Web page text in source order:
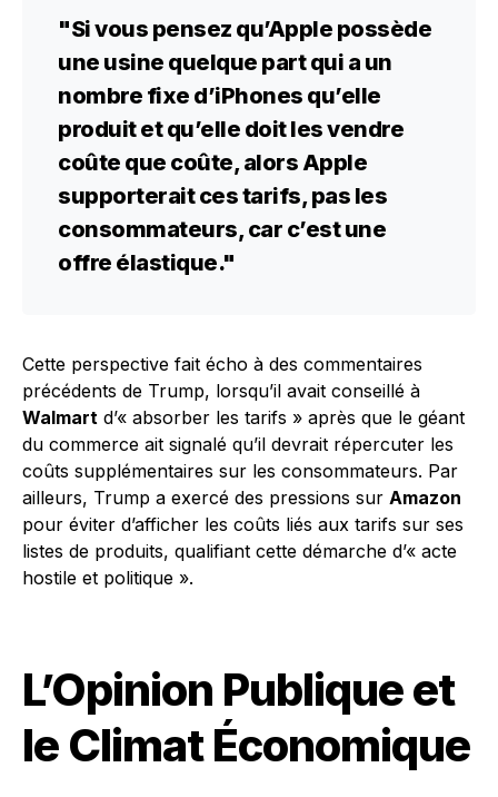
"Si vous pensez qu’Apple possède
une usine quelque part qui a un
nombre fixe d’iPhones qu’elle
produit et qu’elle doit les vendre
coûte que coûte, alors Apple
supporterait ces tarifs, pas les
consommateurs, car c’est une
offre élastique."
Cette perspective fait écho à des commentaires
précédents de Trump, lorsqu’il avait conseillé à
Walmart d’« absorber les tarifs » après que le géant
du commerce ait signalé qu’il devrait répercuter les
coûts supplémentaires sur les consommateurs. Par
ailleurs, Trump a exercé des pressions sur Amazon
pour éviter d’afficher les coûts liés aux tarifs sur ses
listes de produits, qualifiant cette démarche d’« acte
hostile et politique ».
L’Opinion Publique et
le Climat Économique